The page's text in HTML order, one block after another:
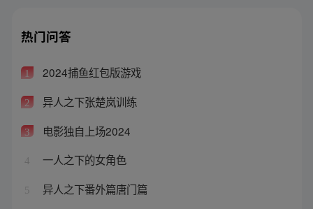
热门问答
1 2024捕鱼红包版游戏
2 异人之下张楚岚训练
3 电影独自上场2024
4 一人之下的女角色
5 异人之下番外篇唐门篇